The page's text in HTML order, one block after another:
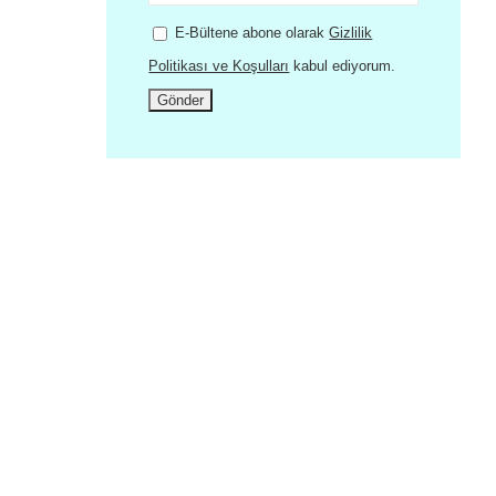
E-Bültene abone olarakGizlilik
Politikası ve Koşulları kabul ediyorum.